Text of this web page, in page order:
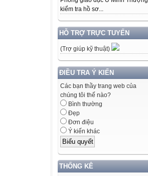
kiểm tra hồ sơ...
HỖ TRỢ TRỰC TUYẾN
(Trợ giúp kỹ thuật)
ĐIỀU TRA Ý KIẾN
Các bạn thầy trang web của
chúng tôi thế nào?
Bình thường
Đẹp
Đơn điệu
Ý kiến khác
THỐNG KÊ